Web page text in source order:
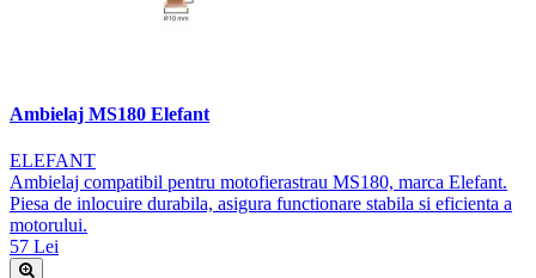
Ambielaj MS180 Elefant
ELEFANT
Ambielaj compatibil pentru motofierastrau MS180, marca Elefant.
Piesa de inlocuire durabila, asigura functionare stabila si eficienta a
motorului.
57 Lei